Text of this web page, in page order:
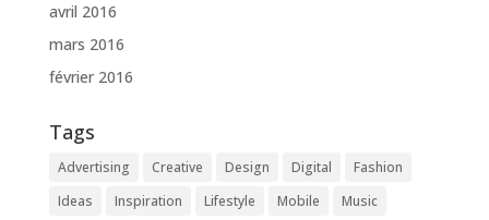
avril 2016
mars 2016
février 2016
Tags
Advertising Creative Design Digital
Fashion
Ideas
Inspiration Lifestyle Mobile
Music